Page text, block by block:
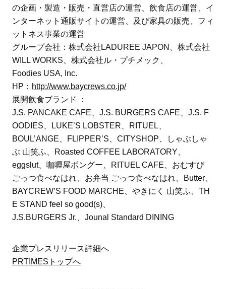
の企画・製造・販売・直営店の運営、飲食店の運営、イ
ンターネット通販サイトの運営、及び家具の販売、フィ
ットネス事業の運営
グループ会社：株式会社LADUREE JAPON、株式会社
WILL WORKS、株式会社ル・プチメック、
Foodies USA, Inc.
HP： http://www.baycrews.co.jp/
展開飲食ブランド ：
J.S. PANCAKE CAFE、J.S. BURGERS CAFE、J.S. F
OODIES、LUKE’S LOBSTER、RITUEL、
BOUL’ANGE、FLIPPER’S、CITYSHOP、しゃぶしゃ
ぶ 山笑ふ、Roasted COFFEE LABORATORY、
eggslut、咖喱屋ボングー、RITUEL CAFE、おむすび
ごっつ食べなはれ、お弁当 ごっつ食べなはれ、Butter、
BAYCREW’S FOOD MARCHE、やきにく 山笑ふ、TH
E STAND feel so good(s)、
J.S.BURGERS Jr.、Jounal Standard DINING
企業プレスリリース詳細へ
PRTIMESトップへ